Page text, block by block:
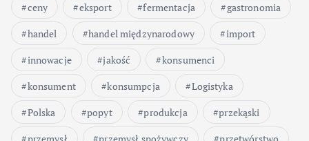
ceny
eksport fermentacja
gastronomia
handel
handel międzynarodowy
import
innowacje
jakość
konsumenci
konsument
konsumpcja
Logistyka
Polska
popyt produkcja
przekąski